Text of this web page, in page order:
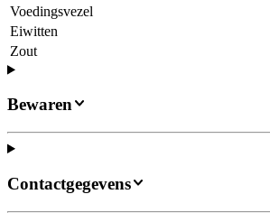
Voedingsvezel
Eiwitten
Zout
Bewaren
Contactgegevens